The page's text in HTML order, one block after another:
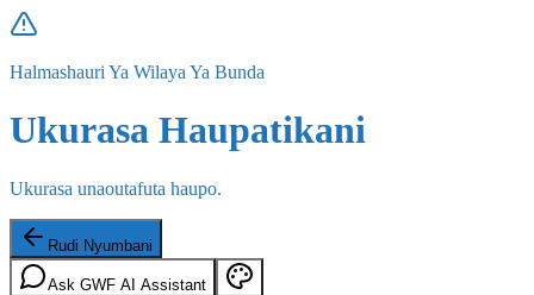
Halmashauri Ya Wilaya Ya Bunda
Ukurasa Haupatikani
Ukurasa unaoutafuta haupo.
Rudi Nyumbani
Ask GWF AI Assistant